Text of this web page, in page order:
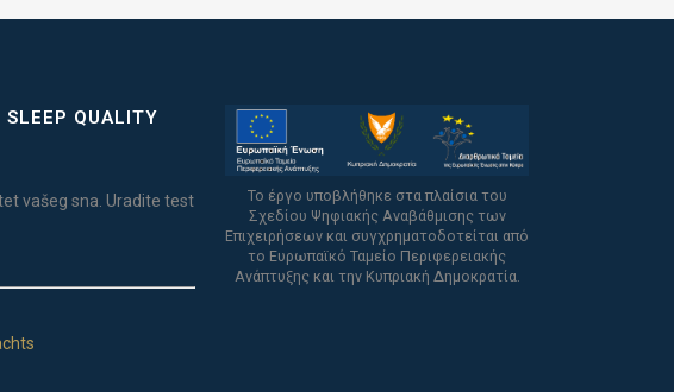
SLEEP QUALITY
vašeg sna. Uradite test
Το έργο υποβλήθηκε στα πλαίσια του
Σχεδίου Ψηφιακής Αναβάθμισης των
Επιχειρήσεων και συγχρηματοδοτείται από
το Ευρωπαϊκό Ταμείο Περιφερειακής
Ανάπτυξης και την Κυπριακή Δημοκρατία.